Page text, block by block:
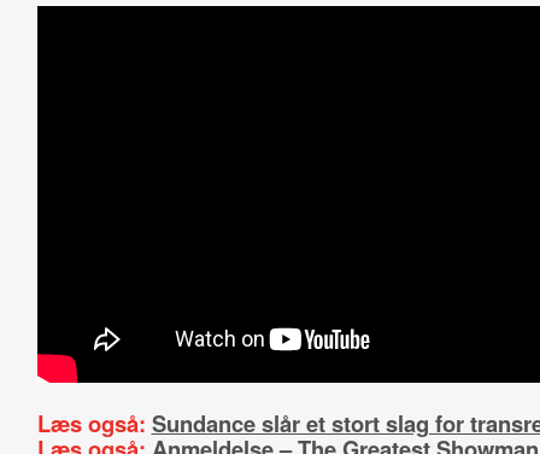
Læs også: Sundance slår et stort slag for